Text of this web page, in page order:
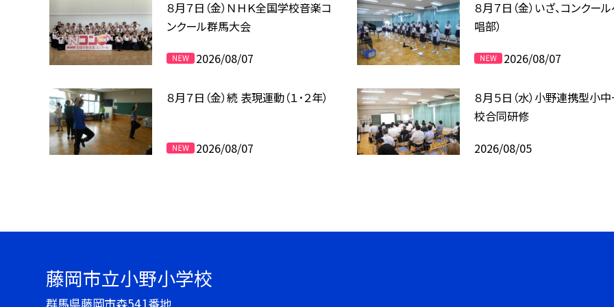
８月７日（金）ＮＨＫ全国学校音楽コ
ンクール群馬大会
2026/08/07
８月７日（金）いざ、コンクー
唱部）
2026/08/07
８月７日（金）続 表現運動（１･２年）
2026/08/07
８月５日（水）小野連携型小
校合同研修
2026/08/05
藤岡市立小野小学校
群馬県藤岡市森541番地